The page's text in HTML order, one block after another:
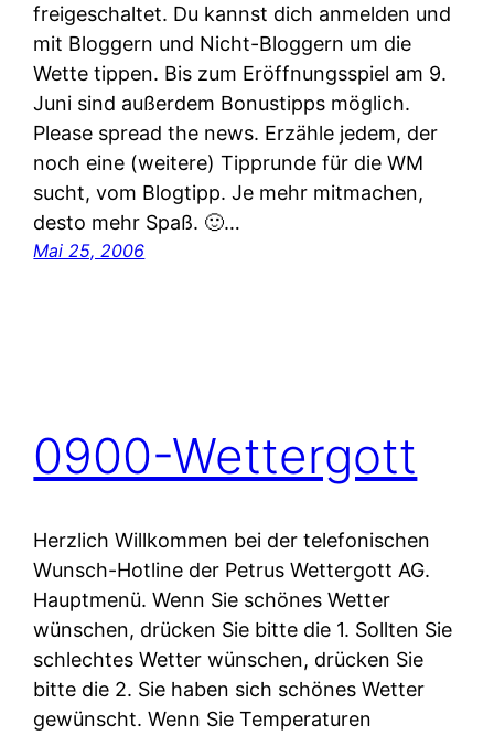
freigeschaltet. Du kannst dich anmelden und
mit Bloggern und Nicht-Bloggern um die
Wette tippen. Bis zum Eröffnungsspiel am 9.
Juni sind außerdem Bonustipps möglich.
Please spread the news. Erzähle jedem, der
noch eine (weitere) Tipprunde für die WM
sucht, vom Blogtipp. Je mehr mitmachen,
desto mehr Spaß. 🙂…
Mai 25, 2006
0900-Wettergott
Herzlich Willkommen bei der telefonischen
Wunsch-Hotline der Petrus Wettergott AG.
Hauptmenü. Wenn Sie schönes Wetter
wünschen, drücken Sie bitte die 1. Sollten Sie
schlechtes Wetter wünschen, drücken Sie
bitte die 2. Sie haben sich schönes Wetter
gewünscht. Wenn Sie Temperaturen